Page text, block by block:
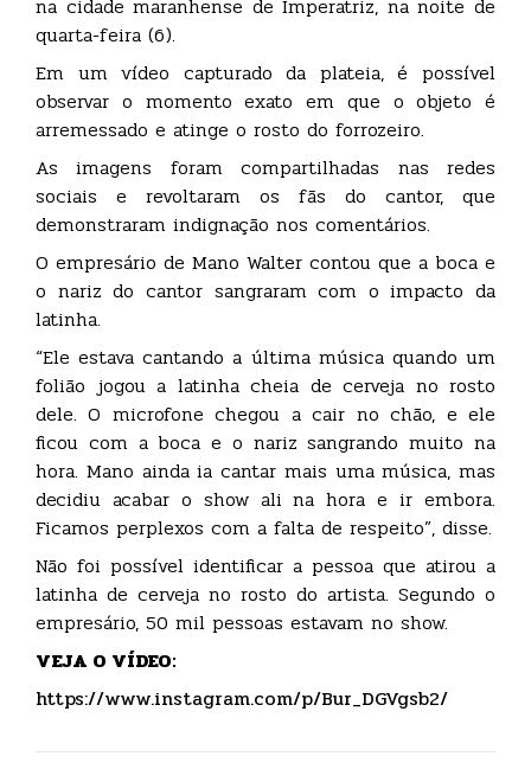
na cidade maranhense de Imperatriz, na noite de
quarta-feira (6).
Em um vídeo capturado da plateia, é possível
observar o momento exato em que o objeto é
arremessado e atinge o rosto do forrozeiro.
As imagens foram compartilhadas nas redes
sociais e revoltaram os fãs do cantor, que
demonstraram indignação nos comentários.
O empresário de Mano Walter contou que a boca e
o nariz do cantor sangraram com o impacto da
latinha.
“Ele estava cantando a última música quando um
folião jogou a latinha cheia de cerveja no rosto
dele. O microfone chegou a cair no chão, e ele
ficou com a boca e o nariz sangrando muito na
hora. Mano ainda ia cantar mais uma música, mas
decidiu acabar o show ali na hora e ir embora.
Ficamos perplexos com a falta de respeito”, disse.
Não foi possível identificar a pessoa que atirou a
latinha de cerveja no rosto do artista. Segundo o
empresário, 50 mil pessoas estavam no show.
VEJA O VÍDEO:
https://www.instagram.com/p/Bur_DGVgsb2/